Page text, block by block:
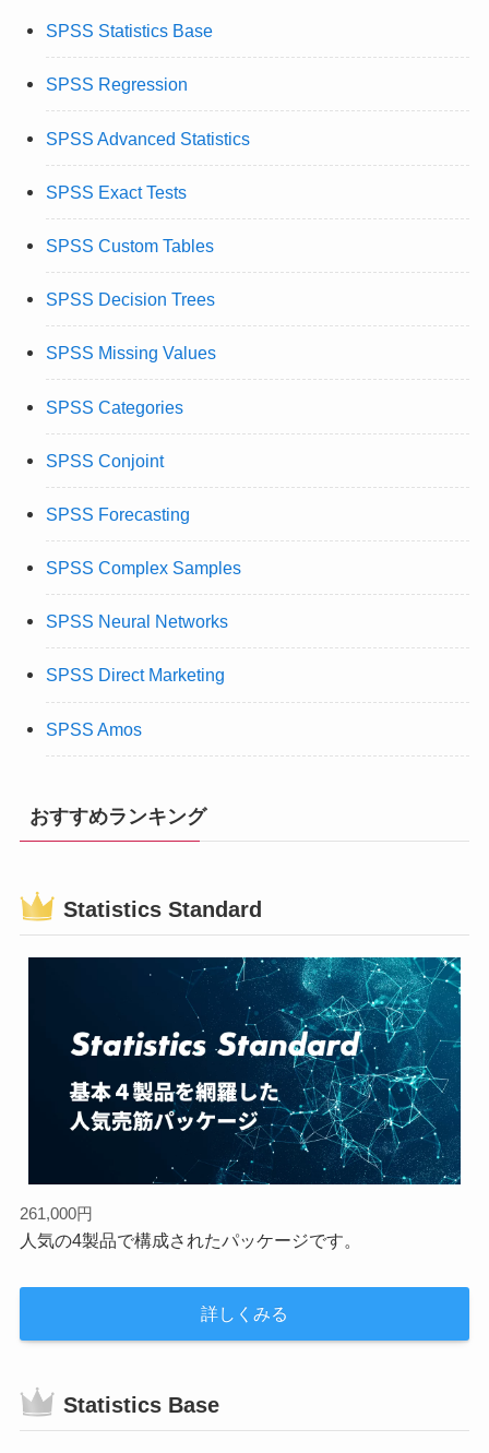
SPSS Statistics Base
SPSS Regression
SPSS Advanced Statistics
SPSS Exact Tests
SPSS Custom Tables
SPSS Decision Trees
SPSS Missing Values
SPSS Categories
SPSS Conjoint
SPSS Forecasting
SPSS Complex Samples
SPSS Neural Networks
SPSS Direct Marketing
SPSS Amos
おすすめランキング
Statistics Standard
261,000円
人気の4製品で構成されたパッケージです。
詳しくみる
Statistics Base